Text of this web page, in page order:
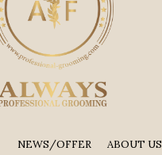
NEWS/OFFER ABOUT US